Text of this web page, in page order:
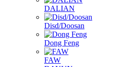
DALIAN
Disd/Doosan
Dong Feng
FAW